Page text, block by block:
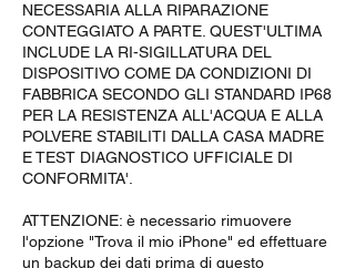
NECESSARIA ALLA RIPARAZIONE
CONTEGGIATO A PARTE. QUEST'ULTIMA
INCLUDE LA RI-SIGILLATURA DEL
DISPOSITIVO COME DA CONDIZIONI DI
FABBRICA SECONDO GLI STANDARD IP68
PER LA RESISTENZA ALL'ACQUA E ALLA
POLVERE STABILITI DALLA CASA MADRE
E TEST DIAGNOSTICO UFFICIALE DI
CONFORMITA'.
ATTENZIONE: è necessario rimuovere
l'opzione "Trova il mio iPhone" ed effettuare
un backup dei dati prima di questo